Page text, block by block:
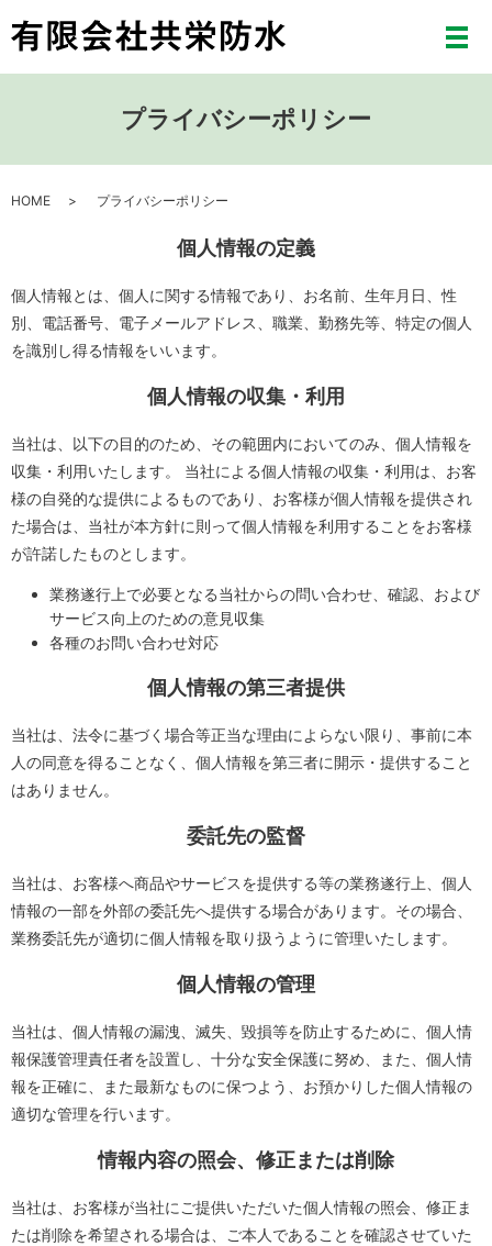
メ
プライバシーポリシー
HOME プライバシーポリシー
個人情報の定義
個人情報とは、個人に関する情報であり、お名前、生年月日、性
別、電話番号、電子メールアドレス、職業、勤務先等、特定の個人
を識別し得る情報をいいます。
個人情報の収集・利用
当社は、以下の目的のため、その範囲内においてのみ、個人情報を
収集・利用いたします。 当社による個人情報の収集・利用は、お客
様の自発的な提供によるものであり、お客様が個人情報を提供され
た場合は、当社が本方針に則って個人情報を利用することをお客様
が許諾したものとします。
業務遂行上で必要となる当社からの問い合わせ、確認、および
サービス向上のための意見収集
各種のお問い合わせ対応
個人情報の第三者提供
当社は、法令に基づく場合等正当な理由によらない限り、事前に本
人の同意を得ることなく、個人情報を第三者に開示・提供すること
はありません。
委託先の監督
当社は、お客様へ商品やサービスを提供する等の業務遂行上、個人
情報の一部を外部の委託先へ提供する場合があります。その場合、
業務委託先が適切に個人情報を取り扱うように管理いたします。
個人情報の管理
当社は、個人情報の漏洩、滅失、毀損等を防止するために、個人情
報保護管理責任者を設置し、十分な安全保護に努め、また、個人情
報を正確に、また最新なものに保つよう、お預かりした個人情報の
適切な管理を行います。
情報内容の照会、修正または削除
当社は、お客様が当社にご提供いただいた個人情報の照会、修正ま
たは削除を希望される場合は、ご本人であることを確認させていた